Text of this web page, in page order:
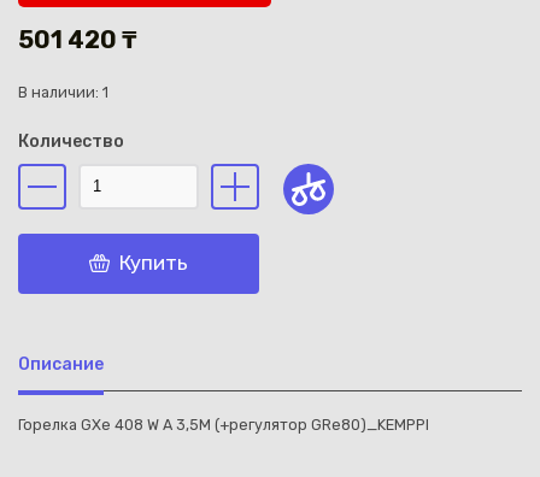
501 420 ₸
В наличии: 1
Количество
Купить
Описание
Горелка GXe 408 W A 3,5M (+регулятор GRe80)_KEMPPI